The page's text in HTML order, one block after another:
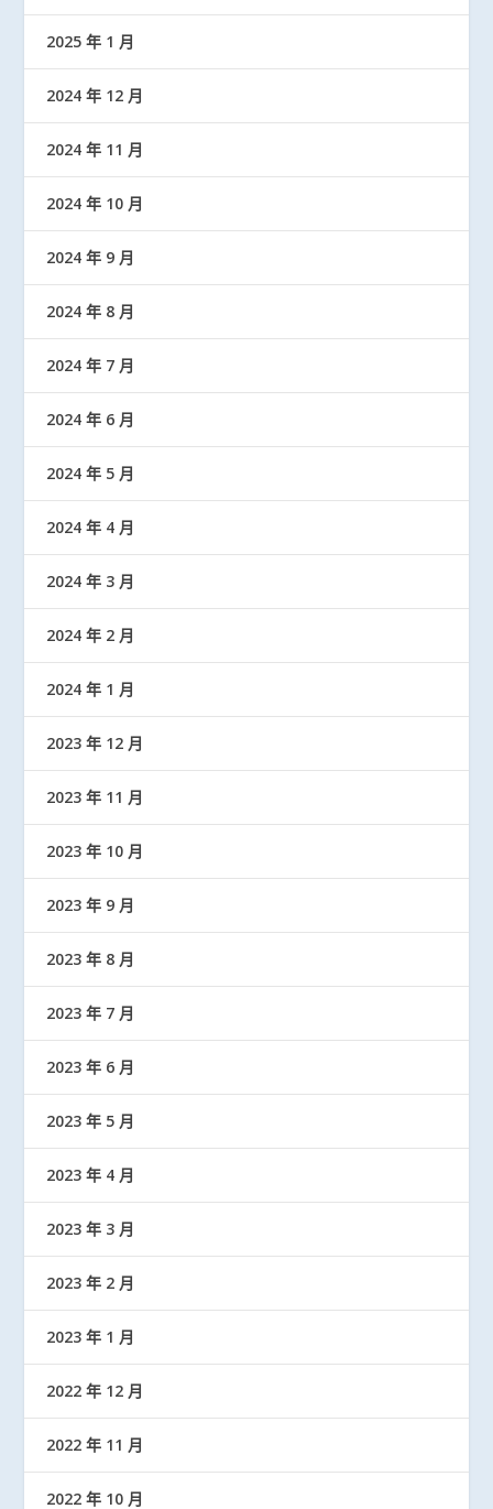
2025 年 1 月
2024 年 12 月
2024 年 11 月
2024 年 10 月
2024 年 9 月
2024 年 8 月
2024 年 7 月
2024 年 6 月
2024 年 5 月
2024 年 4 月
2024 年 3 月
2024 年 2 月
2024 年 1 月
2023 年 12 月
2023 年 11 月
2023 年 10 月
2023 年 9 月
2023 年 8 月
2023 年 7 月
2023 年 6 月
2023 年 5 月
2023 年 4 月
2023 年 3 月
2023 年 2 月
2023 年 1 月
2022 年 12 月
2022 年 11 月
2022 年 10 月